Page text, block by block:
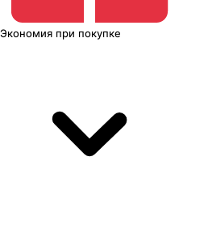
Экономия при покупке